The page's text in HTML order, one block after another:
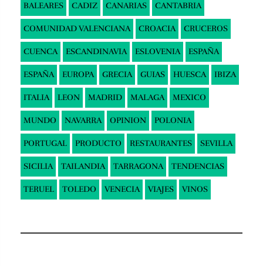
BALEARES CADIZ CANARIAS CANTABRIA
COMUNIDAD VALENCIANA CROACIA CRUCEROS
CUENCA ESCANDINAVIA ESLOVENIA ESPAÑA
ESPAÑA EUROPA GRECIA GUIAS HUESCA IBIZA
ITALIA LEON MADRID MALAGA MEXICO
MUNDO NAVARRA OPINION POLONIA
PORTUGAL PRODUCTO RESTAURANTES SEVILLA
SICILIA TAILANDIA TARRAGONA TENDENCIAS
TERUEL TOLEDO VENECIA VIAJES VINOS